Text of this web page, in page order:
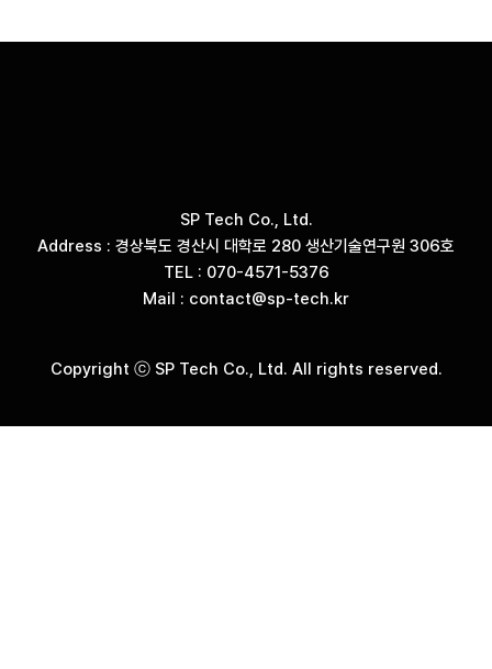
SP Tech Co., Ltd.
Address : 경상북도 경산시 대학로 280 생산기술연구원 306호
TEL : 070-4571-5376
Mail : contact@sp-tech.kr
Copyright ⓒ SP Tech Co., Ltd. All rights reserved.